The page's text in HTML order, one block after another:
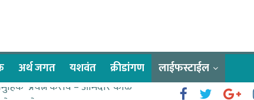
अर्थ जगत यशवंत क्रीडांगण लाईफस्टाईल
प्रयत्न करावे – आमदार काळे